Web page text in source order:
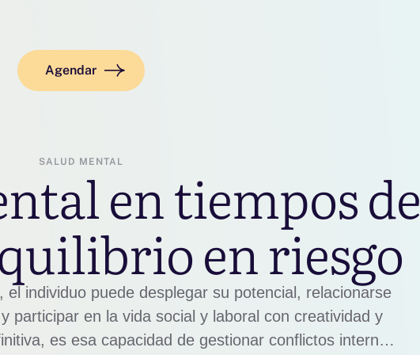
Agendar
SALUD MENTALen tiempos de
en riesgo
el individuo puede desplegar su potencial, relacionarse
participar en la vida social y laboral con creatividad y
es esa capacidad de gestionar conflictos internos